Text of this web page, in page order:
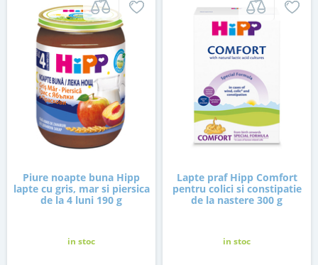
Piure noapte buna Hipp
lapte cu gris, mar si piersica
de la 4 luni 190 g
in stoc
Lapte praf Hipp Comfort
pentru colici si constipatie
de la nastere 300 g
in stoc